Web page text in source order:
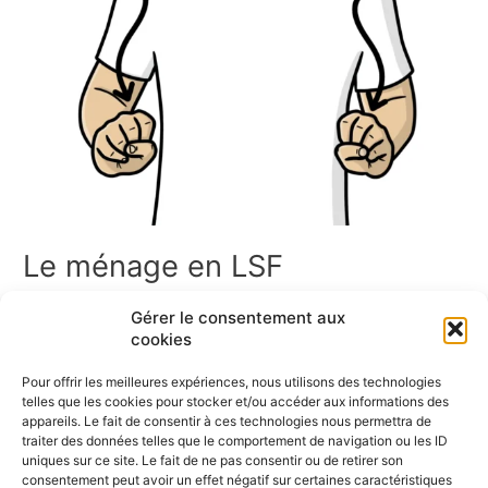
Gérer le consentement aux
cookies
Pour offrir les meilleures expériences, nous utilisons des technologies
telles que les cookies pour stocker et/ou accéder aux informations des
appareils. Le fait de consentir à ces technologies nous permettra de
traiter des données telles que le comportement de navigation ou les ID
uniques sur ce site. Le fait de ne pas consentir ou de retirer son
consentement peut avoir un effet négatif sur certaines caractéristiques
Le ménage en LSF
Le ménage en LSF Bienvenue dans Ménage en LSF ! Vous
trouverez ici un ensemble de ressources en Langue des
signaires thématiques, des jeux de cartes, des mémoris, des
dominos, ainsi que des vidéos pour apprendre et pratiquer les
signes liés aux ménage. Bonne exploration ! […]
Lire la suite »